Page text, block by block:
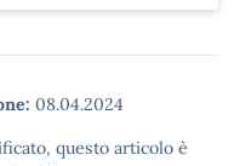
08.04.2024
questo articolo è